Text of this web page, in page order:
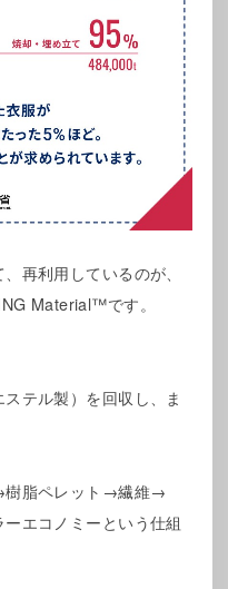
再利用しているのが、
Material™です。
テル製）を回収し、ま
脂ペレット→繊維→
エコノミーという仕組